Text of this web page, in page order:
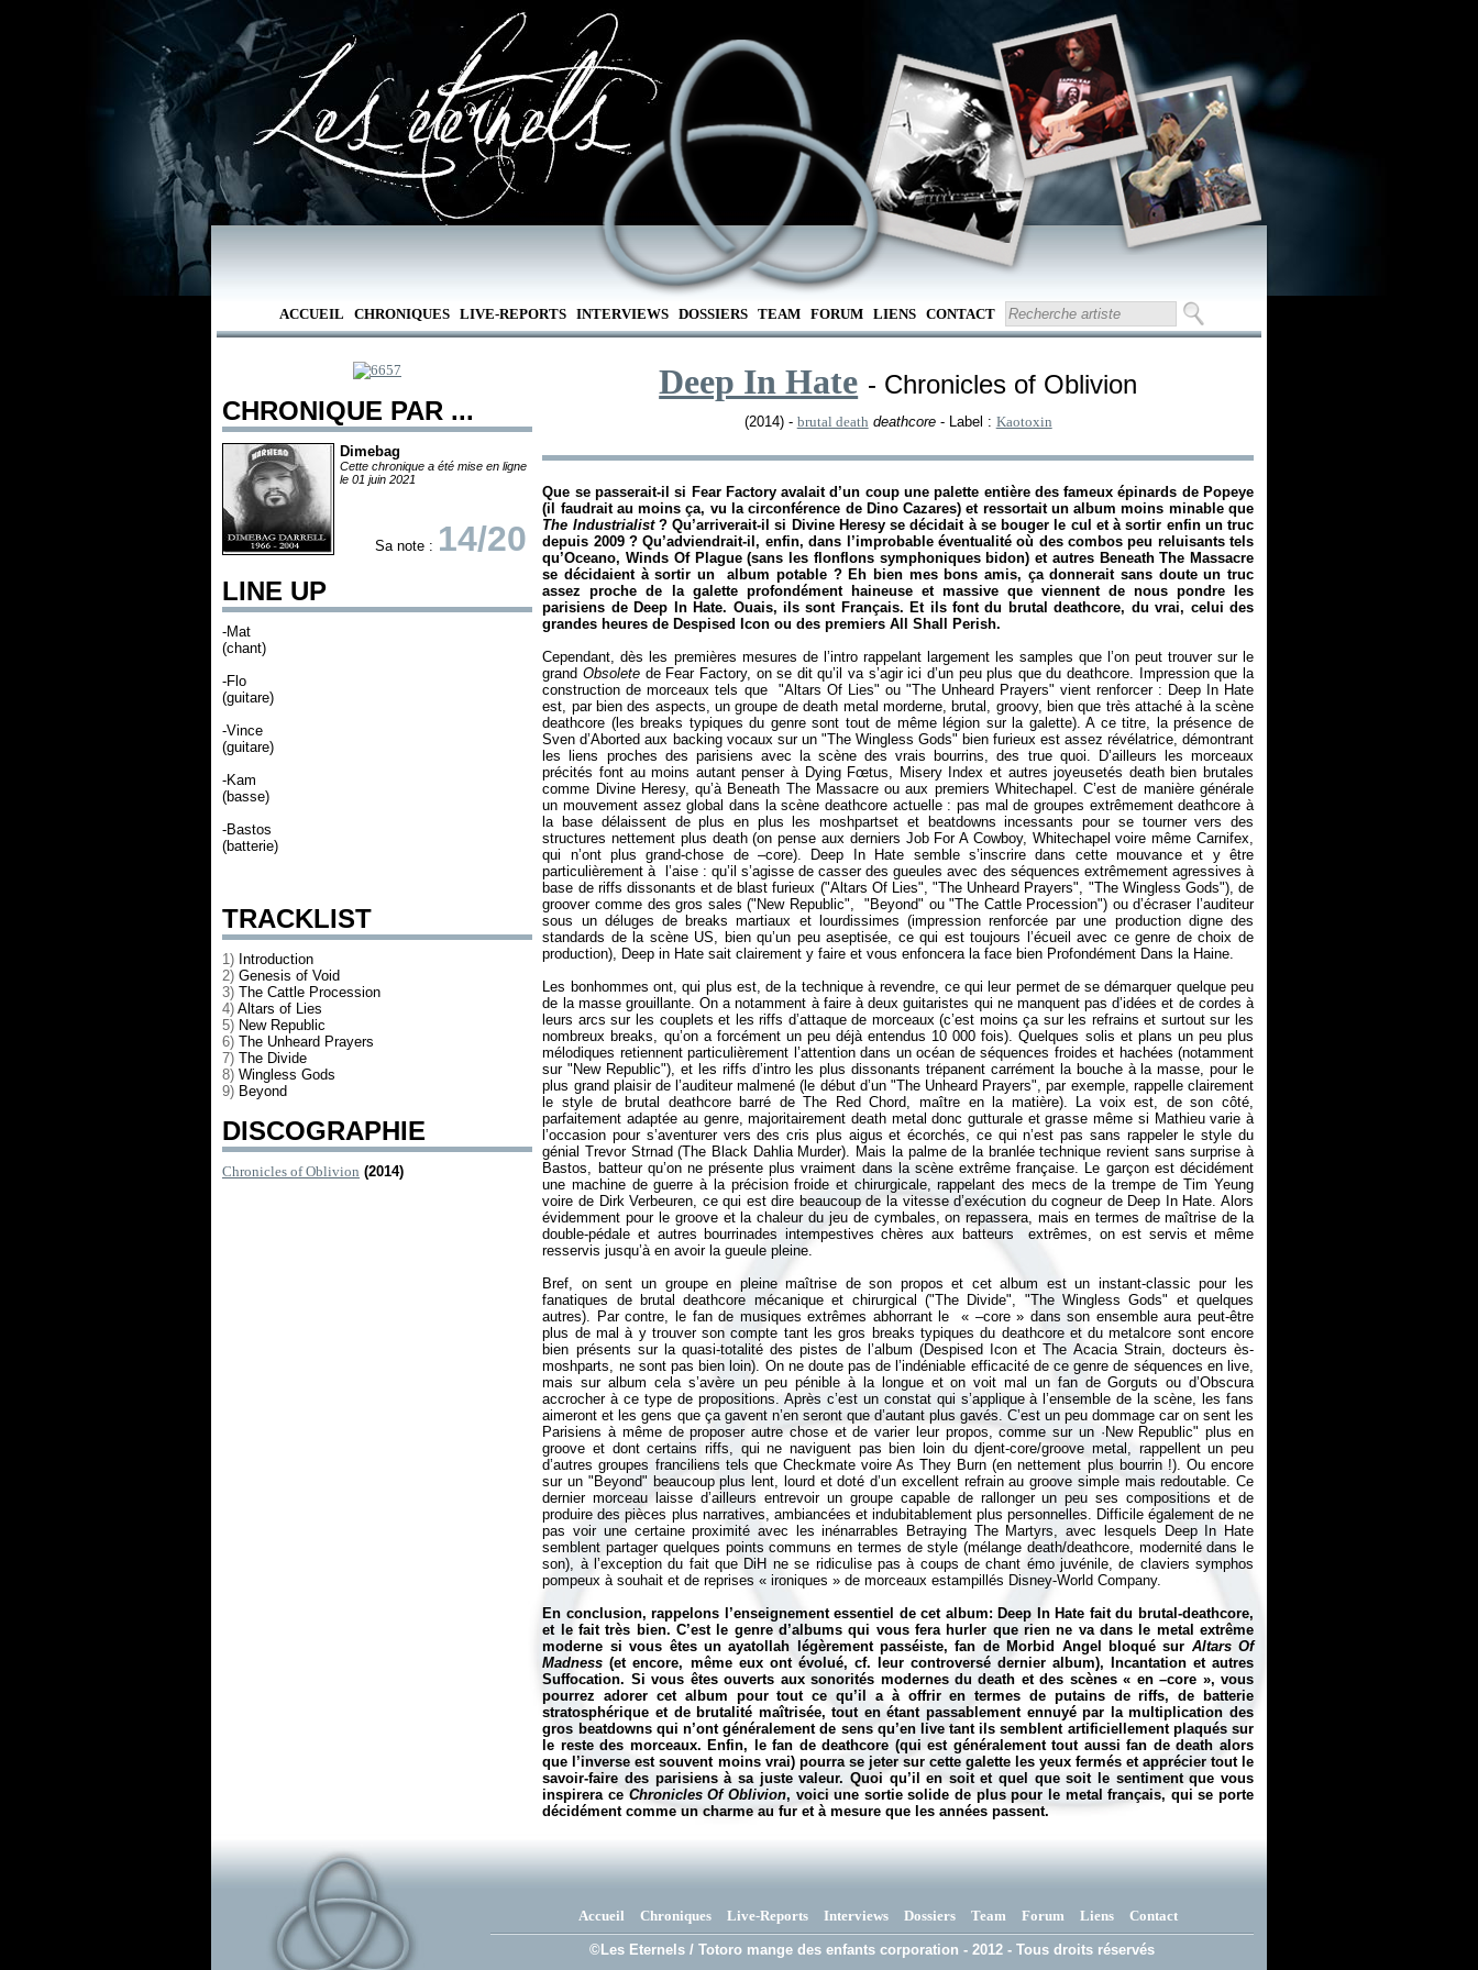
ACCUEIL CHRONIQUES LIVE-REPORTS INTERVIEWS DOSSIERS TEAM FORUM LIENS CONTACT
CHRONIQUE PAR ...
Dimebag
Cette chronique a été mise en ligne
le 01 juin 2021
Sa note : 14/20
LINE UP
-Mat
(chant)
-Flo
(guitare)
-Vince
(guitare)
-Kam
(basse)
-Bastos
(batterie)
TRACKLIST
1) Introduction
2) Genesis of Void
3) The Cattle Procession
4) Altars of Lies
5) New Republic
6) The Unheard Prayers
7) The Divide
8) Wingless Gods
9) Beyond
DISCOGRAPHIE
Chronicles of Oblivion (2014)
Deep In Hate - Chronicles of Oblivion
(2014) - brutal death deathcore- Label : Kaotoxin
Que se passerait-il si Fear Factory avalait d’un coup une palette entière des fameux épinards de Popeye
(il faudrait au moins ça, vu la circonférence de Dino Cazares) et ressortait un album moins minable que
The Industrialist? Qu’arriverait-il si Divine Heresy se décidait à se bouger le cul et à sortir enfin un truc
depuis 2009 ? Qu’adviendrait-il, enfin, dans l’improbable éventualité où des combos peu reluisants tels
qu’Oceano, Winds Of Plague (sans les flonflons symphoniques bidon) et autres Beneath The Massacre
se décidaient à sortir un album potable ? Eh bien mes bons amis, ça donnerait sans doute un truc
assez proche de la galette profondément haineuse et massive que viennent de nous pondre les
parisiens de Deep In Hate. Ouais, ils sont Français. Et ils font du brutal deathcore, du vrai, celui des
grandes heures de Despised Icon ou des premiers All Shall Perish.
Cependant, dès les premières mesures de l’intro rappelant largement les samples que l’on peut trouver sur le
grandObsolete de Fear Factory, on se dit qu’il va s’agir ici d’un peu plus que du deathcore. Impression que la
construction de morceaux tels que "Altars Of Lies" ou "The Unheard Prayers" vient renforcer : Deep In Hate
est, par bien des aspects, un groupe de death metal morderne, brutal, groovy, bien que très attaché à la scène
deathcore (les breaks typiques du genre sont tout de même légion sur la galette). A ce titre, la présence de
Sven d’Aborted aux backing vocaux sur un "The Wingless Gods" bien furieux est assez révélatrice, démontrant
les liens proches des parisiens avec la scène des vrais bourrins, des true quoi. D’ailleurs les morceaux
précités font au moins autant penser à Dying Fœtus, Misery Index et autres joyeusetés death bien brutales
comme Divine Heresy, qu’à Beneath The Massacre ou aux premiers Whitechapel. C’est de manière générale
un mouvement assez global dans la scène deathcore actuelle : pas mal de groupes extrêmement deathcore à
la base délaissent de plus en plus les moshpartset et beatdowns incessants pour se tourner vers des
structures nettement plus death (on pense aux derniers Job For A Cowboy, Whitechapel voire même Carnifex,
qui n’ont plus grand-chose de –core). Deep In Hate semble s’inscrire dans cette mouvance et y être
particulièrement à l’aise : qu’il s’agisse de casser des gueules avec des séquences extrêmement agressives à
base de riffs dissonants et de blast furieux ("Altars Of Lies", "The Unheard Prayers", "The Wingless Gods"), de
groover comme des gros sales ("New Republic", "Beyond" ou "The Cattle Procession") ou d’écraser l’auditeur
sous un déluges de breaks martiaux et lourdissimes (impression renforcée par une production digne des
standards de la scène US, bien qu’un peu aseptisée, ce qui est toujours l’écueil avec ce genre de choix de
production), Deep in Hate sait clairement y faire et vous enfoncera la face bien Profondément Dans la Haine.
Les bonhommes ont, qui plus est, de la technique à revendre, ce qui leur permet de se démarquer quelque peu
de la masse grouillante. On a notamment à faire à deux guitaristes qui ne manquent pas d’idées et de cordes à
leurs arcs sur les couplets et les riffs d’attaque de morceaux (c’est moins ça sur les refrains et surtout sur les
nombreux breaks, qu’on a forcément un peu déjà entendus 10 000 fois). Quelques solis et plans un peu plus
mélodiques retiennent particulièrement l’attention dans un océan de séquences froides et hachées (notamment
sur "New Republic"), et les riffs d’intro les plus dissonants trépanent carrément la bouche à la masse, pour le
plus grand plaisir de l’auditeur malmené (le début d’un "The Unheard Prayers", par exemple, rappelle clairement
le style de brutal deathcore barré de The Red Chord, maître en la matière). La voix est, de son côté,
parfaitement adaptée au genre, majoritairement death metal donc gutturale et grasse même si Mathieu varie à
l’occasion pour s’aventurer vers des cris plus aigus et écorchés, ce qui n’est pas sans rappeler le style du
génial Trevor Strnad (The Black Dahlia Murder). Mais la palme de la branlée technique revient sans surprise à
Bastos, batteur qu’on ne présente plus vraiment dans la scène extrême française. Le garçon est décidément
une machine de guerre à la précision froide et chirurgicale, rappelant des mecs de la trempe de Tim Yeung
voire de Dirk Verbeuren, ce qui est dire beaucoup de la vitesse d’exécution du cogneur de Deep In Hate. Alors
évidemment pour le groove et la chaleur du jeu de cymbales, on repassera, mais en termes de maîtrise de la
double-pédale et autres bourrinades intempestives chères aux batteurs extrêmes, on est servis et même
resservis jusqu’à en avoir la gueule pleine.
Bref, on sent un groupe en pleine maîtrise de son propos et cet album est un instant-classic pour les
fanatiques de brutal deathcore mécanique et chirurgical ("The Divide", "The Wingless Gods" et quelques
autres). Par contre, le fan de musiques extrêmes abhorrant le « –core» dans son ensemble aura peut-être
plus de mal à y trouver son compte tant les gros breaks typiques du deathcore et du metalcore sont encore
bien présents sur la quasi-totalité des pistes de l’album (Despised Icon et The Acacia Strain, docteurs ès-
moshparts, ne sont pas bien loin). On ne doute pas de l’indéniable efficacité de ce genre de séquences en live,
mais sur album cela s’avère un peu pénible à la longue et on voit mal un fan de Gorguts ou d’Obscura
accrocher à ce type de propositions. Après c’est un constat qui s’applique à l’ensemble de la scène, les fans
aimeront et les gens que ça gavent n’en seront que d’autant plus gavés. C’est un peu dommage car on sent les
Parisiens à même de proposer autre chose et de varier leur propos, comme sur un ·New Republic" plus en
groove et dont certains riffs, qui ne naviguent pas bien loin du djent-core/groove metal, rappellent un peu
d’autres groupes franciliens tels que Checkmate voire As They Burn (en nettement plus bourrin !). Ou encore
sur un "Beyond" beaucoup plus lent, lourd et doté d’un excellent refrain au groove simple mais redoutable. Ce
dernier morceau laisse d’ailleurs entrevoir un groupe capable de rallonger un peu ses compositions et de
produire des pièces plus narratives, ambiancées et indubitablement plus personnelles. Difficile également de ne
pas voir une certaine proximité avec les inénarrables Betraying The Martyrs, avec lesquels Deep In Hate
semblent partager quelques points communs en termes de style (mélange death/deathcore, modernité dans le
son), à l’exception du fait que DiH ne se ridiculise pas à coups de chant émo juvénile, de claviers symphos
pompeux à souhait et de reprises «ironiques» de morceaux estampillés Disney-World Company.
En conclusion, rappelons l’enseignement essentiel de cet album: Deep In Hate fait du brutal-deathcore,
et le fait très bien. C’est le genre d’albums qui vous fera hurler que rien ne va dans le metal extrême
moderne si vous êtes un ayatollah légèrement passéiste, fan de Morbid Angel bloqué sur Altars Of
Madness (et encore, même eux ont évolué, cf. leur controversé dernier album), Incantation et autres
Suffocation. Si vous êtes ouverts aux sonorités modernes du death et des scènes « en –core », vous
pourrez adorer cet album pour tout ce qu’il a à offrir en termes de putains de riffs, de batterie
stratosphérique et de brutalité maîtrisée, tout en étant passablement ennuyé par la multiplication des
gros beatdowns qui n’ont généralement de sens qu’en live tant ils semblent artificiellement plaqués sur
le reste des morceaux. Enfin, le fan de deathcore (qui est généralement tout aussi fan de death alors
que l’inverse est souvent moins vrai) pourra se jeter sur cette galette les yeux fermés et apprécier tout le
savoir-faire des parisiens à sa juste valeur. Quoi qu’il en soit et quel que soit le sentiment que vous
inspirera ceChronicles Of Oblivion, voici une sortie solide de plus pour le metal français, qui se porte
décidément comme un charme au fur et à mesure que les années passent.
Accueil Chroniques Live-Reports Interviews Dossiers Team Forum Liens Contact
©Les Eternels / Totoro mange des enfants corporation - 2012 - Tous droits réservés